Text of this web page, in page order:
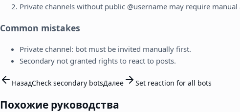
Private channels without public @username may require manual
Common mistakes
Private channel: bot must be invited manually first.
Secondary not granted rights to react to posts.
НазадCheck secondary botsДалее Set reaction for all bots
Похожие руководства